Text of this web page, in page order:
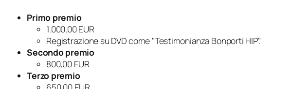
Primo premio
1.000,00 EUR
Registrazione su DVD come "Testimonianza Bonporti HIP".
Secondo premio
800,00 EUR
Terzo premio